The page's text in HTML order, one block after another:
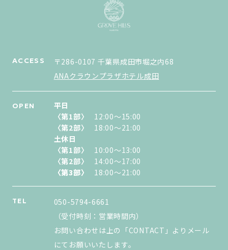
ACCESS
〒286-0107 千葉県成田市堀之内68
ANAクラウンプラザホテル成田
OPEN 平日
土休日
〈第1部〉
〈第1部〉
12:00〜15:00
10:00〜13:00
〈第2部〉
〈第2部〉
18:00〜21:00
14:00〜17:00
〈第3部〉
〈第3部〉 18:00〜21:00
TEL
050-5794-6661
（受付時刻：営業時間内）
お問い合わせは上の「CONTACT」よりメール
にてお願いいたします。